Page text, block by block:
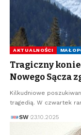
AKTUALNOŚCI
Tragiczny
Nowego Sącza
Kilkudniowe
tragedią. W czwartek
SW 23.10.2025